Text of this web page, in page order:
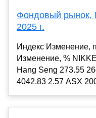
Фондовый рынок,
2025 г.
Индекс Изменение,
Изменение, %
Hang Seng 273.55
4042.83 2.57 ASX